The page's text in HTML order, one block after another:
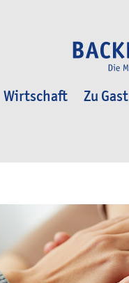
Wirtschaft Zu Gast